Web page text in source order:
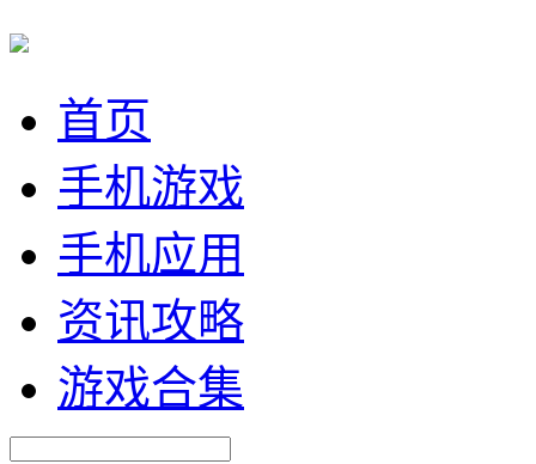
首页
手机游戏
手机应用
资讯攻略
游戏合集